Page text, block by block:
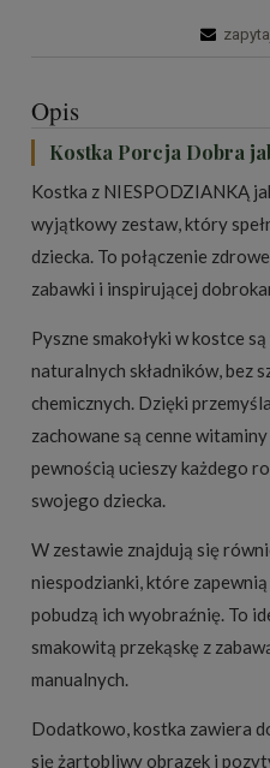
Opis
Kostka Porcja Dobra
Kostka z NIESPODZIANKĄ
wyjątkowy zestaw, który
dziecka. To połączenie
zabawki i inspirującej
Pyszne smakołyki w kostce
naturalnych składników, bez
chemicznych. Dzięki
zachowane są cenne
pewnością ucieszy każdego
swojego dziecka.
W zestawie znajdują się
niespodzianki, które
pobudzą ich wyobraźnię. To
smakowitą przekąskę z
manualnych.
Dodatkowo, kostka zawiera
się żartobliwy obrazek i